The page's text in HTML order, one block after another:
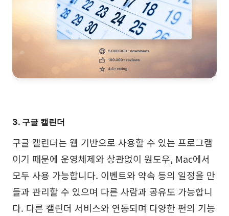
3. 구글 캘린더
구글 캘린더는 웹 기반으로 사용할 수 있는 프로그램
이기 때문에 운영체제와 상관없이 원도우, Mac에서
모두 사용 가능합니다. 이벤트와 약속 등의 일정을 만
들과 관리할 수 있으며 다른 사람과 공유도 가능합니
다. 다른 캘린더 서비스와 연동되며 다양한 편의 기능